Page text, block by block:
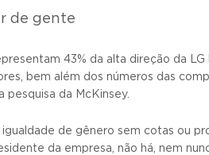
de gente
43% da alta direção da
bem além dos números das
pesquisa da McKinsey.
igualdade de gênero sem cotas ou
da empresa, não há, nem